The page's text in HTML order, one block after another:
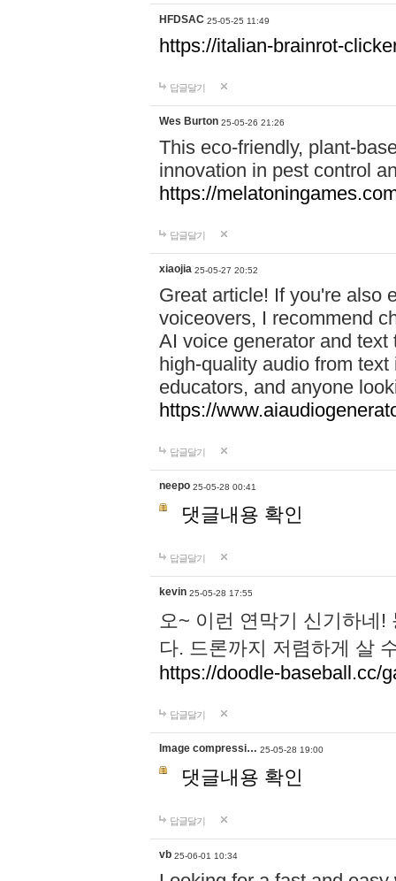
HFDSAC 25-05-25 11:49
https://italian-brainrot-
답글달기
Wes Burton 25-05-26 21:26
This eco-friendly, plant-
innovation in pest control
https://
답글달기
xiaojia 25-05-27 20:52
Great article! If you're also
voiceovers, I recommend
AI voice generator and
high-quality audio from
educators, and anyone
https://
답글달기
neepo 25-05-28 00:41
댓글내용 확인
답글달기
kevin 25-05-28 17:55
오~ 이런 연막기 신기하네!
다. 드론까지 저렴하게 살
https://doodle-baseball.cc/
답글달기
Image compressi… 25-05-28 19:00
댓글내용 확인
답글달기
vb 25-06-01 10:34